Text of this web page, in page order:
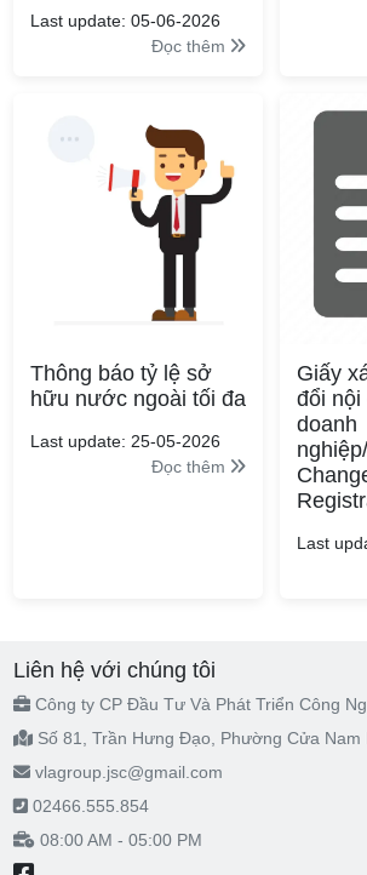
Last update: 05-06-2026
Đọc thêm
Thông báo tỷ lệ sở
hữu nước ngoài tối đa
Last update: 25-05-2026
Đọc thêm
Giấy
đổi nội
doanh
Last
Liên hệ với chúng tôi
Công ty CP Đầu Tư Và Phát Triển Công
Số 81, Trần Hưng Đạo, Phường Cửa Nam
vlagroup.jsc@gmail.com
02466.555.854
08:00 AM - 05:00 PM